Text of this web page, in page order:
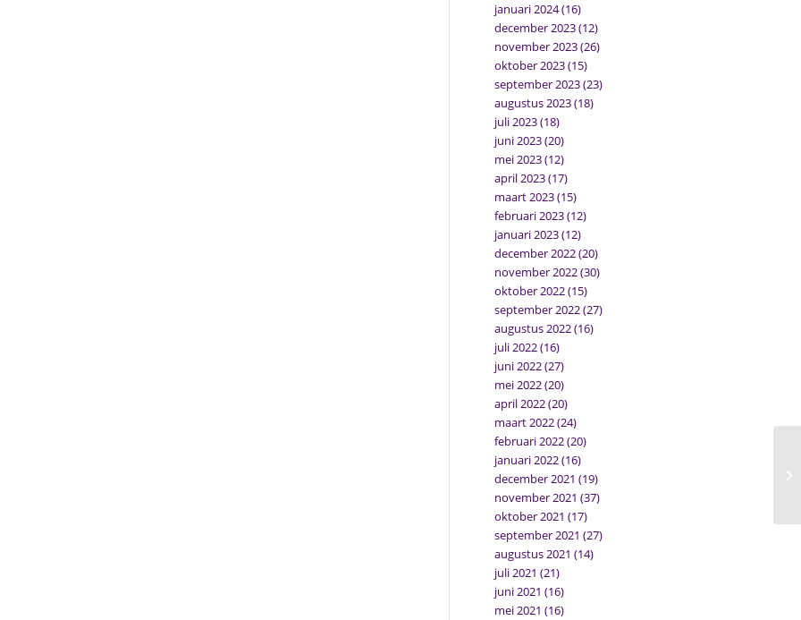
januari 2024(16)
december 2023(12)
november 2023(26)
oktober 2023(15)
september 2023(23)
augustus 2023(18)
juli 2023(18)
juni 2023(20)
mei 2023(12)
april 2023(17)
maart 2023(15)
februari 2023(12)
januari 2023(12)
december 2022(20)
november 2022(30)
oktober 2022(15)
september 2022(27)
augustus 2022(16)
juli 2022(16)
juni 2022(27)
mei 2022(20)
april 2022(20)
maart 2022(24)
februari 2022(20)
januari 2022(16)
december 2021 (19)
november 2021 (37)
oktober 2021 (17)
september 2021 (27)
augustus 2021 (14)
juli 2021 (21)
juni 2021 (16)
mei 2021 (16)